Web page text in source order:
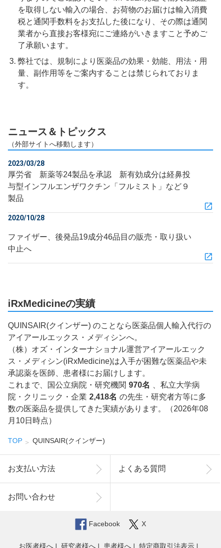
を取得しない輸入の場合、お荷物のお届けは輸入消費
税と通関手数料をお支払した後になり、その際は通関
業者から直接お客様宛にご連絡がいきますこと予めご
了承願います。
弊社では、規制により医薬品の効果・効能、用法・用
量、副作用等をご案内することは禁じられておりま
す。
ニュース＆トピックス
（外部サイトへ移動します）
2023/03/28
厚労省 新薬等24製品を承認 新有効成分は経鼻投
与型インフルエンザワクチン「フルミスト」など９
製品
2020/10/28
ファイザー、後発品19成分46品目の販売・取り扱い
中止へ
iRxMedicineの実績
QUINSAIR(クインザー) のことなら医薬品個人輸入代行の
アイアールエックス・メディシンへ。
（株）オズ・インターナショナル運営アイアールエック
ス・メディシン(iRxMedicine)は入手が困難な医薬品や未
承認薬を医師、患者様にお届けします。
これまで、国公立病院・研究機関 970名
、私立大学病
院・クリニック・企業 2,418名 の先生・研究者方等に多
数の医薬品を提供してきた実績があります。（2026年08
月10日時点）
TOP QUINSAIR(クインザー)
お支払い方法 よくある質問
お問い合わせ
Facebook X
お医者様へ 研究者様へ 患者様へ 特定商取引法表示